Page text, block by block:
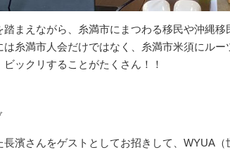
踏まえながら、糸満市にまつわる移民や沖縄
は糸満市人会だけではなく、糸満市米須にル
ックリすることがたくさん！！
濱さんをゲストとしてお招きして、WYUA（